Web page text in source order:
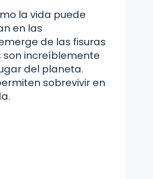
la vida puede
en las
de las fisuras
son increíblemente
del planeta.
sobrevivir en